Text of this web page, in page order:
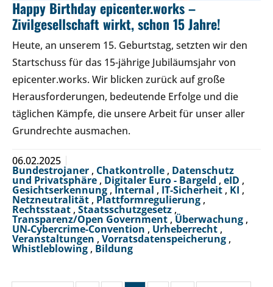
Happy Birthday epicenter.works –
Zivilgesellschaft wirkt, schon 15 Jahre!
Heute, an unserem 15. Geburtstag, setzten wir den
Startschuss für das 15-jährige Jubiläumsjahr von
epicenter.works. Wir blicken zurück auf große
Herausforderungen, bedeutende Erfolge und die
täglichen Kämpfe, die unsere Arbeit für unser aller
Grundrechte ausmachen.
06.02.2025
Bundestrojaner , Chatkontrolle , Datenschutz
und Privatsphäre , Digitaler Euro - Bargeld , eID ,
Gesichtserkennung , Internal , IT-Sicherheit , KI ,
Netzneutralität , Plattformregulierung ,
Rechtsstaat , Staatsschutzgesetz ,
Transparenz/Open Government , Überwachung ,
UN-Cybercrime-Convention , Urheberrecht ,
Veranstaltungen , Vorratsdatenspeicherung ,
Whistleblowing , Bildung